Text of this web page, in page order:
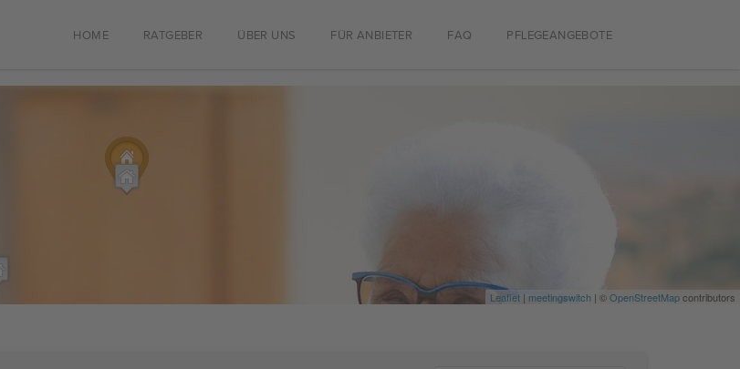
HOME RATGEBER ÜBER UNS FÜR ANBIETER FAQ PFLEGEANGEBOTE
Leaflet | meetingswitch | ©OpenStreetMapcontributors